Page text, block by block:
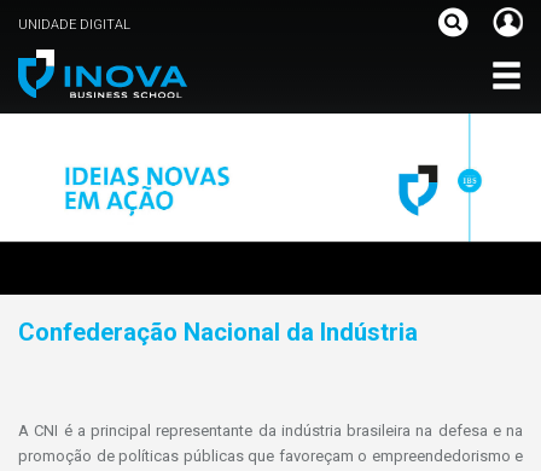
UNIDADE DIGITAL
Confederação Nacional da Indústria
A CNI é a principal representante da indústria brasileira na defesa e na
promoção de políticas públicas que favoreçam o empreendedorismo e